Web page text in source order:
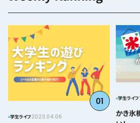
01
学生ライフ2023.04.06
学生ライフ
かき氷